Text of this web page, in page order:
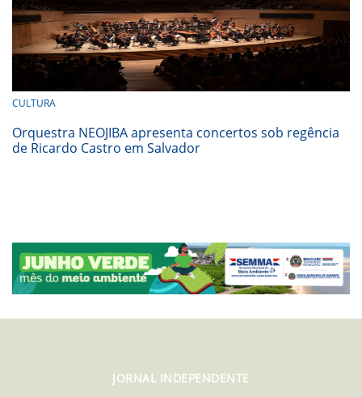
CULTURA
Orquestra NEOJIBA apresenta concertos sob regência
de Ricardo Castro em Salvador
JORNAL INDEPENDENTE